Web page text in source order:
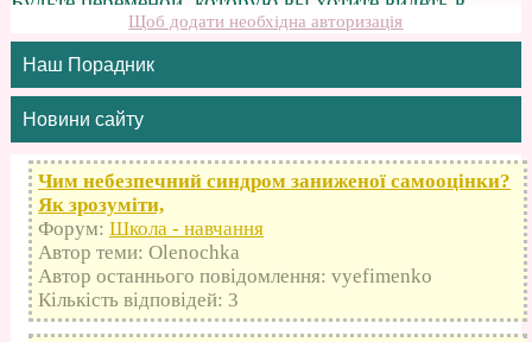
Щоб додати необхідна авторизація
Наш Порадник
Новини сайту
Чим небезпечний синдром заниженої самооцінки?
Як зрозуміти,
Форум: Школа - навчання
Автор теми: Olenochka
Автор останнього повідомлення: vyefimenko
Кількість відповідей: 3